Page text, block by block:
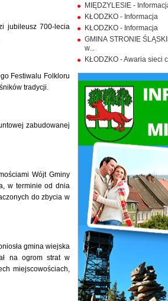
jubileusz 700-lecia
Festiwalu Folkloru
tradycji.
zabudowanej
Wójt Gminy
w terminie od dnia
do zbycia w
gmina wiejska
na ogrom strat w
miejscowościach,
MIĘDZYLESIE -
KŁODZKO - Informacja
KŁODZKO - Informacja
GMINA STRONIE
w...
KŁODZKO - Awaria sieci